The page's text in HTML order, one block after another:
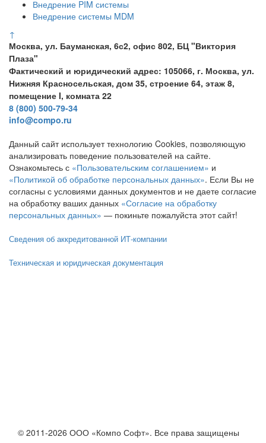
Внедрение PIM системы
Внедрение системы MDM
↑
Москва, ул. Бауманская, 6с2, офис 802, БЦ "Виктория
Плаза"
Фактический и юридический адрес: 105066, г. Москва, ул.
Нижняя Красносельская, дом 35, строение 64, этаж 8,
помещение I, комната 22
8 (800) 500-79-34
info@compo.ru
Данный сайт использует технологию Cookies, позволяющую
анализировать поведение пользователей на сайте.
Ознакомьтесь с «Пользовательским соглашением» и
«Политикой об обработке персональных данных». Если Вы не
согласны с условиями данных документов и не даете согласие
на обработку ваших данных «Согласие на обработку
персональных данных» — покиньте пожалуйста этот сайт!
Сведения об аккредитованной ИТ-компании
Техническая и юридическая документация
© 2011-2026 ООО «Компо Софт». Все права защищены